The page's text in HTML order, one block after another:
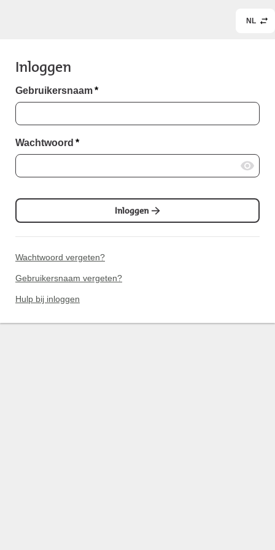
NL
Inloggen
Gebruikersnaam*
Wachtwoord *
Inloggen
Wachtwoord vergeten?
Gebruikersnaam vergeten?
Hulp bij inloggen